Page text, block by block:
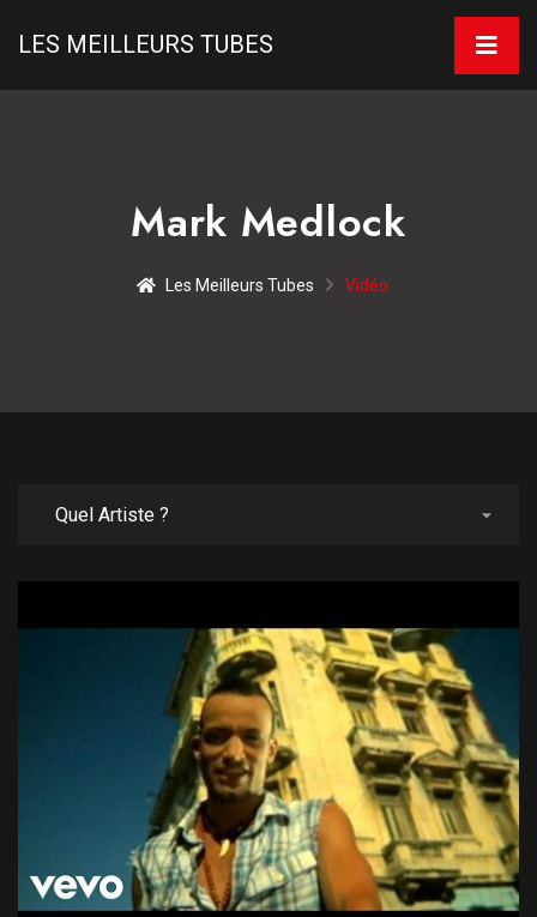
LES MEILLEURS TUBES
Mark Medlock
Les Meilleurs Tubes Vidéo